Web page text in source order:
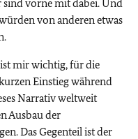
vorne mit dabei. Und
von anderen etwas
mir wichtig, für die
Einstieg während
Narrativ weltweit
Ausbau der
Das Gegenteil ist der